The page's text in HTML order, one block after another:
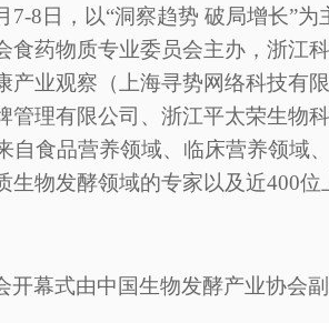
7-8日，以“洞察趋势 破局增长”
食药物质专业委员会主办，浙江
产业观察（上海寻势网络科技有
管理有限公司、浙江平太荣生物
自食品营养领域、临床营养领域
生物发酵领域的专家以及近400位
开幕式由中国生物发酵产业协会